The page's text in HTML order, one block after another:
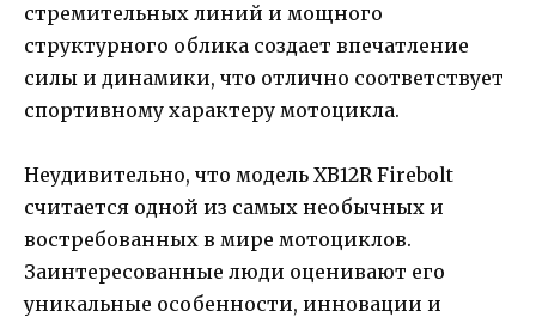
стремительных линий и мощного
структурного облика создает впечатление
силы и динамики, что отлично соответствует
спортивному характеру мотоцикла.
Неудивительно, что модель XB12R Firebolt
считается одной из самых необычных и
востребованных в мире мотоциклов.
Заинтересованные люди оценивают его
уникальные особенности, инновации и